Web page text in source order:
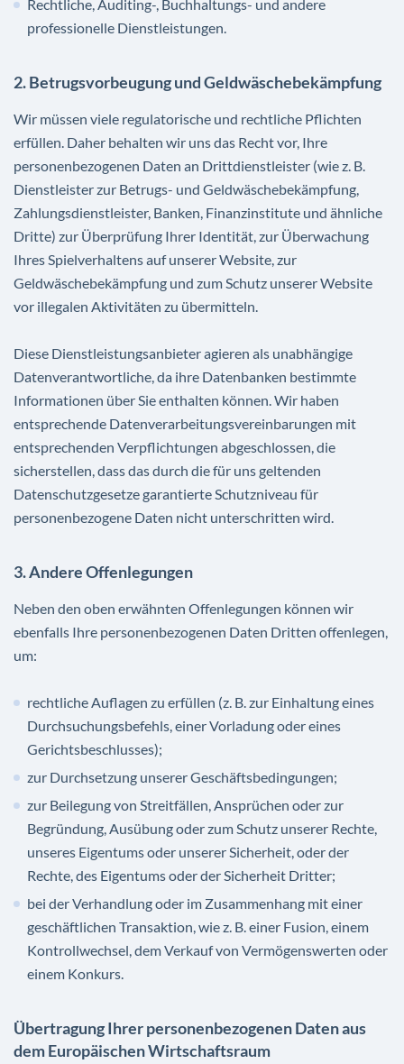
Rechtliche, Auditing-, Buchhaltungs- und andere
professionelle Dienstleistungen.
2. Betrugsvorbeugung und Geldwäschebekämpfung
Wir müssen viele regulatorische und rechtliche Pflichten
erfüllen. Daher behalten wir uns das Recht vor, Ihre
personenbezogenen Daten an Drittdienstleister (wie z. B.
Dienstleister zur Betrugs- und Geldwäschebekämpfung,
Zahlungsdienstleister, Banken, Finanzinstitute und ähnliche
Dritte) zur Überprüfung Ihrer Identität, zur Überwachung
Ihres Spielverhaltens auf unserer Website, zur
Geldwäschebekämpfung und zum Schutz unserer Website
vor illegalen Aktivitäten zu übermitteln.
Diese Dienstleistungsanbieter agieren als unabhängige
Datenverantwortliche, da ihre Datenbanken bestimmte
Informationen über Sie enthalten können. Wir haben
entsprechende Datenverarbeitungsvereinbarungen mit
entsprechenden Verpflichtungen abgeschlossen, die
sicherstellen, dass das durch die für uns geltenden
Datenschutzgesetze garantierte Schutzniveau für
personenbezogene Daten nicht unterschritten wird.
3. Andere Offenlegungen
Neben den oben erwähnten Offenlegungen können wir
ebenfalls Ihre personenbezogenen Daten Dritten offenlegen,
um:
rechtliche Auflagen zu erfüllen (z. B. zur Einhaltung eines
Durchsuchungsbefehls, einer Vorladung oder eines
Gerichtsbeschlusses);
zur Durchsetzung unserer Geschäftsbedingungen;
zur Beilegung von Streitfällen, Ansprüchen oder zur
Begründung, Ausübung oder zum Schutz unserer Rechte,
unseres Eigentums oder unserer Sicherheit, oder der
Rechte, des Eigentums oder der Sicherheit Dritter;
bei der Verhandlung oder im Zusammenhang mit einer
geschäftlichen Transaktion, wie z. B. einer Fusion, einem
Kontrollwechsel, dem Verkauf von Vermögenswerten oder
einem Konkurs.
Übertragung Ihrer personenbezogenen Daten aus
dem Europäischen Wirtschaftsraum